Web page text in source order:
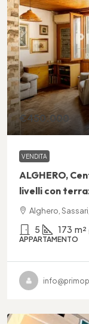
€450.000
VENDITA
ALGHERO,
livelli con
Alghero,
5 173 m²
APPARTAMENTO